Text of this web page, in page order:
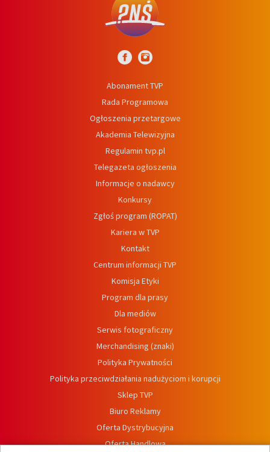
Abonament TVP
Rada Programowa
Ogłoszenia przetargowe
Akademia Telewizyjna
Regulamin tvp.pl
Telegazeta ogłoszenia
Informacje o nadawcy
Konkursy
Zgłoś program (ROPAT)
Kariera w TVP
Kontakt
Centrum informacji TVP
Komisja Etyki
Program dla prasy
Dla mediów
Serwis fotograficzny
Merchandising (znaki)
Polityka Prywatności
Polityka przeciwdziałania nadużyciom i korupcji
Sklep TVP
Biuro Reklamy
Oferta Dystrybucyjna
Oferta Handlowa